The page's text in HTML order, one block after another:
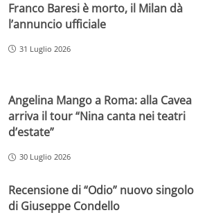
Franco Baresi è morto, il Milan dà
l’annuncio ufficiale
31 Luglio 2026
Angelina Mango a Roma: alla Cavea
arriva il tour “Nina canta nei teatri
d’estate”
30 Luglio 2026
Recensione di “Odio” nuovo singolo
di Giuseppe Condello